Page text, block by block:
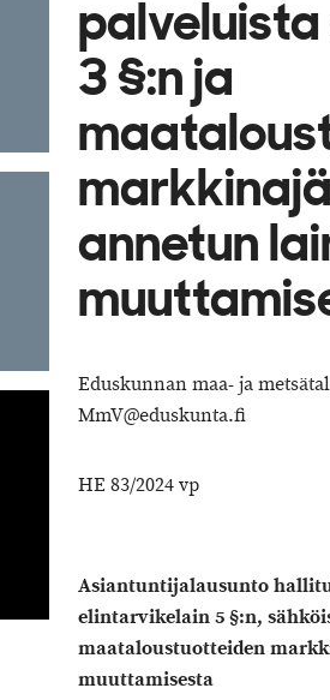
palveluista
3 §:n ja
annetun
Eduskunnan maa- ja
MmV@eduskunta.fi
HE 83/2024 vp
Asiantuntijalausunto
elintarvikelain 5 §:n,
maataloustuotteiden
muuttamisesta